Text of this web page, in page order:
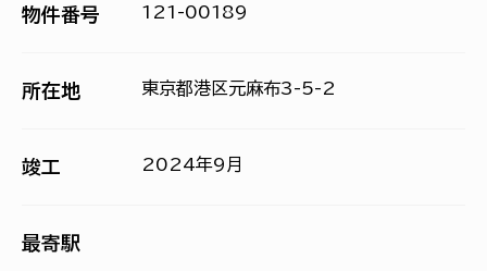
物件番号 121-00189
所在地 東京都港区元麻布3-5-2
竣工 2024年9月
最寄駅